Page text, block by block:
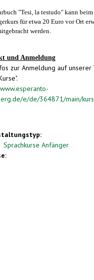
"Tesi, la testudo" kann beim
für etwa 20 Euro vor Ort
werden.
und Anmeldung
zur Anmeldung auf unserer
e/de/364871/main/
Sprachkurse Anfänger